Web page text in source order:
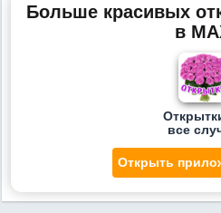
Больше красивых
в
все
Открыть